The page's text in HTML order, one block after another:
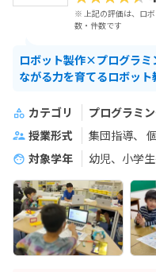
※ 上記の評価は、ロ
数・件数です
ロボット製作×プログラミ
ながる力を育てるロボット
カテゴリ
プログラミ
授業形式
集団指導
対象学年
幼児、小学